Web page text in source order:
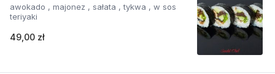
awokado , majonez , sałata , tykwa , w sos
teriyaki
49,00 zł